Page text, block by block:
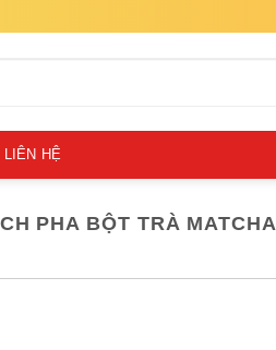
LIÊN HỆ
PHA BỘT TRÀ MATCHA